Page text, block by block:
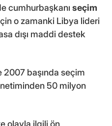
cumhurbaşkanı seçim
o zamanki Libya lideri
dışı maddi destek
başında seçim
50 milyon
olayla ilgili ön